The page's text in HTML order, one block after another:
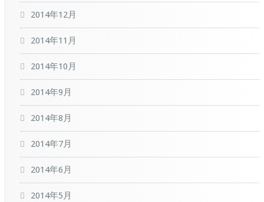
2014年12月
2014年11月
2014年10月
2014年9月
2014年8月
2014年7月
2014年6月
2014年5月